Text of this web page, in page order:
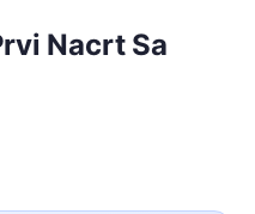
Nacrt Sa